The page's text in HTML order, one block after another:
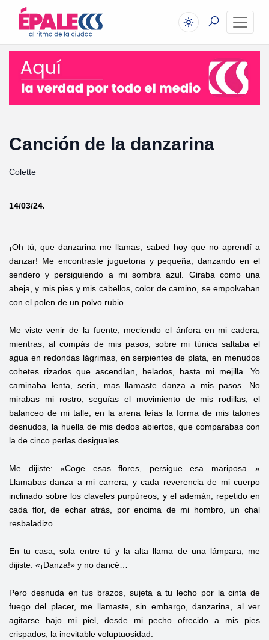
Canción de la danzarina
Colette
14/03/24.
¡Oh tú, que danzarina me llamas, sabed hoy que no aprendí a
danzar! Me encontraste juguetona y pequeña, danzando en el
sendero y persiguiendo a mi sombra azul. Giraba como una
abeja, y mis pies y mis cabellos, color de camino, se empolvaban
con el polen de un polvo rubio.
Me viste venir de la fuente, meciendo el ánfora en mi cadera,
mientras, al compás de mis pasos, sobre mi túnica saltaba el
agua en redondas lágrimas, en serpientes de plata, en menudos
cohetes rizados que ascendían, helados, hasta mi mejilla. Yo
caminaba lenta, seria, mas llamaste danza a mis pasos. No
mirabas mi rostro, seguías el movimiento de mis rodillas, el
balanceo de mi talle, en la arena leías la forma de mis talones
desnudos, la huella de mis dedos abiertos, que comparabas con
la de cinco perlas desiguales.
Me dijiste: «Coge esas flores, persigue esa mariposa…»
Llamabas danza a mi carrera, y cada reverencia de mi cuerpo
inclinado sobre los claveles purpúreos, y el ademán, repetido en
cada flor, de echar atrás, por encima de mi hombro, un chal
resbaladizo.
En tu casa, sola entre tú y la alta llama de una lámpara, me
dijiste: «¡Danza!» y no dancé…
Pero desnuda en tus brazos, sujeta a tu lecho por la cinta de
fuego del placer, me llamaste, sin embargo, danzarina, al ver
agitarse bajo mi piel, desde mi pecho ofrecido a mis pies
crispados, la inevitable voluptuosidad.